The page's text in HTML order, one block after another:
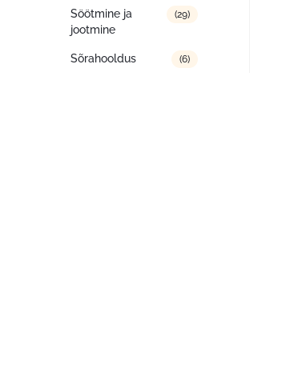
Söötmine ja
jootmine
(29)
Sõrahooldus (6)